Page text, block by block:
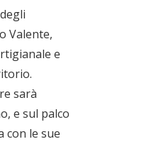
Valente,
e
sarà
e sul palco
con le sue